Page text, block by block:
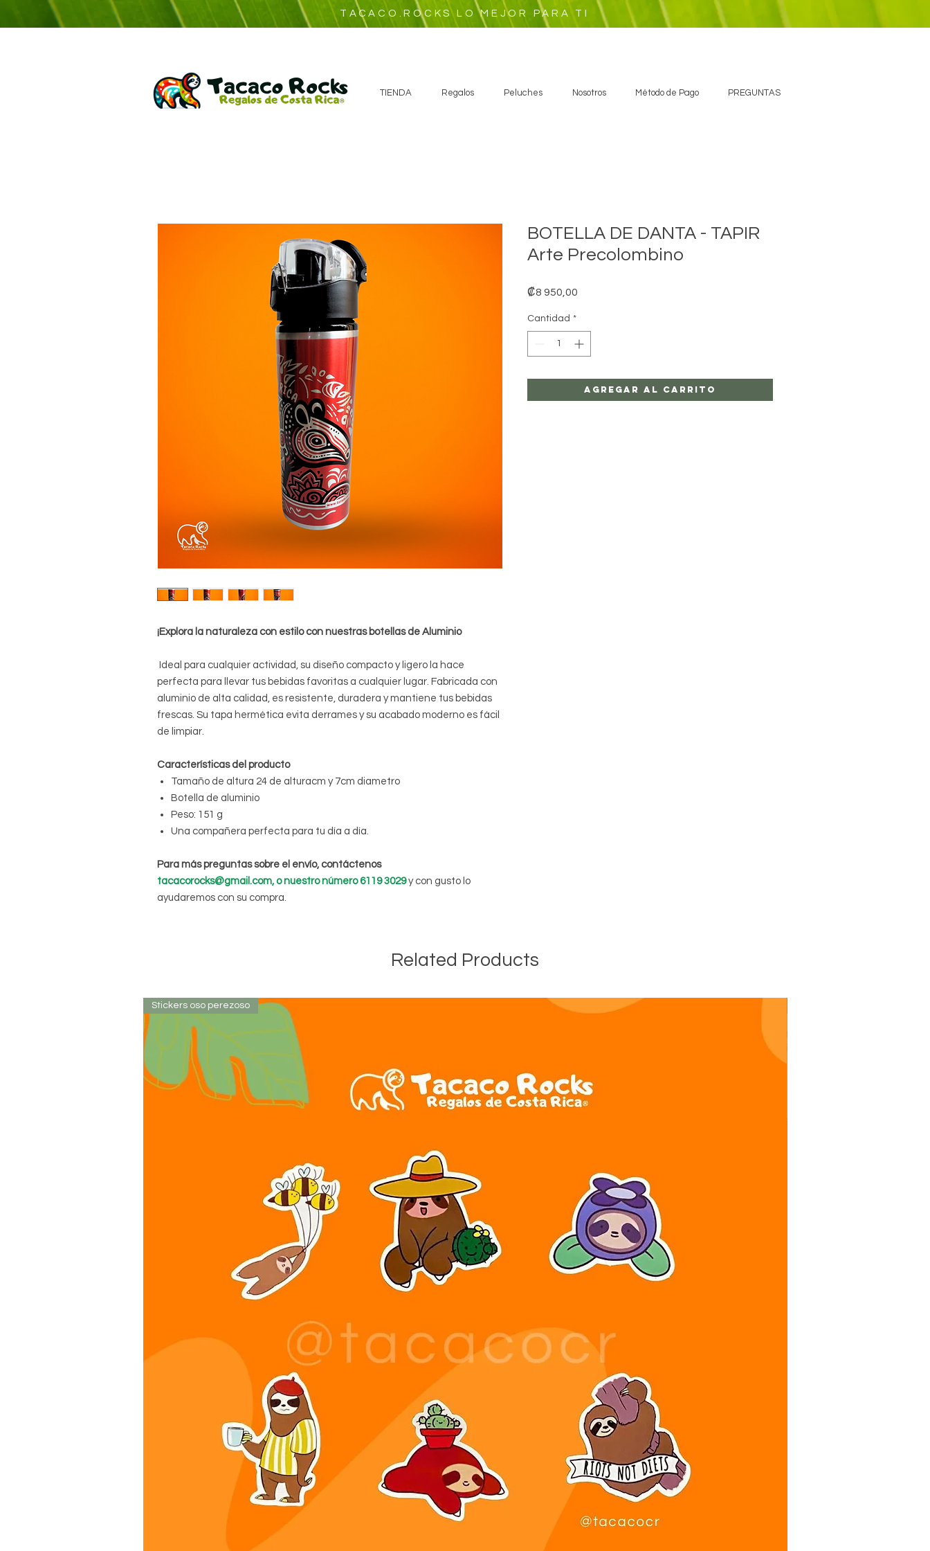
TACACO.ROCKS LO MEJOR PARA TI
TIENDA Regalos Peluches Nosotros Método de Pago PREGUNTAS
¡Explora la naturaleza con estilo con nuestras botellas de Aluminio
Ideal para cualquier actividad, su diseño compacto y ligero la hace
perfecta para llevar tus bebidas favoritas a cualquier lugar. Fabricada con
aluminio de alta calidad, es resistente, duradera y mantiene tus bebidas
frescas. Su tapa hermética evita derrames y su acabado moderno es fácil
de limpiar.
Características del producto
Tamaño de altura 24 de alturacm y 7cm diametro
Botella de aluminio
Peso: 151 g
Una compañera perfecta para tu día a día.
Para más preguntas sobre el envío, contáctenos
tacacorocks@gmail.com, o nuestro número 6119 3029y con gusto lo
ayudaremos con su compra.
BOTELLA DE DANTA - TAPIR
Arte Precolombino
₡8 950,00
Cantidad *
Agregar al carrito
Related Products
Stickers oso perezoso